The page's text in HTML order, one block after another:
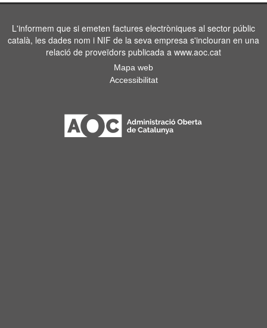
L'informem que si emeten factures electròniques al sector públic
català, les dades nom i NIF de la seva empresa s'inclouran en una
relació de proveïdors publicada a www.aoc.cat
Mapa web
Accessibilitat